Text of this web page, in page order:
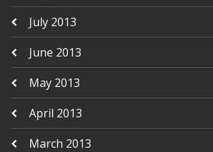
July 2013
June 2013
May 2013
April 2013
March 2013